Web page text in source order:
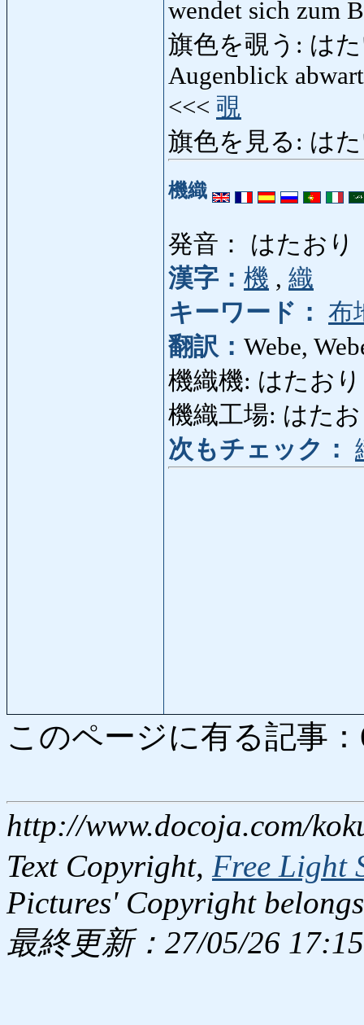
wendet sich zum
旗色を覗う: は
Augenblick
<<< 覗
旗色を見る: は
機織
発音： はたおり
漢字： 機 , 織
キーワード： 布
翻訳： Webe,
機織機: はたお
機織工場: はた
次もチェック：
このページに有る記事
http://www.docoja.com/
Text Copyright, Free Light
Pictures' Copyright
最終更新：27/05/26 17:15